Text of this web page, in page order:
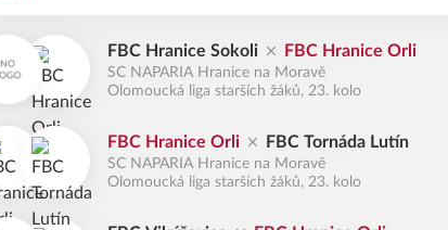
FBC Hranice Sokoli FBC Hranice Orli
SC NAPARIA Hranice na Moravě
Olomoucká liga starších žáků, 23. kolo
FBC Hranice Orli FBC Tornáda Lutín
SC NAPARIA Hranice na Moravě
Olomoucká liga starších žáků, 23. kolo